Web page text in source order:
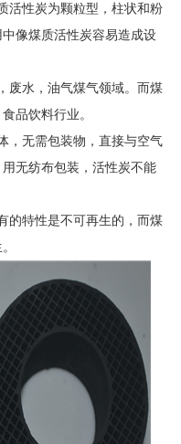
活性炭为颗粒型，柱状和粉
像煤质活性炭容易造成设
废水，油气煤气领域。而煤
品饮料行业。
，无需包装物，直接与空气
无纺布包装，活性炭不能
的特性是不可再生的，而煤